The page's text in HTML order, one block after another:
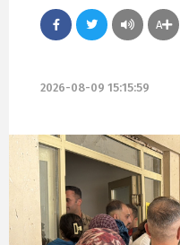
A
2026-08-09 15:15:59